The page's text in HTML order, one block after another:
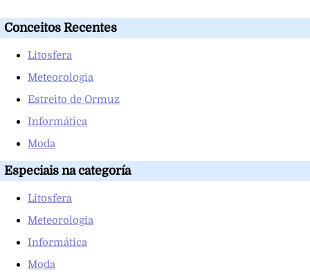
Conceitos Recentes
Litosfera
Meteorologia
Estreito de Ormuz
Informática
Moda
Especiais na categoría
Litosfera
Meteorologia
Informática
Moda